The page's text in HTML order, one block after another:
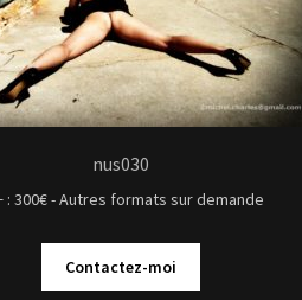
nus030
: 300€ - Autres formats sur demande
Contactez-moi